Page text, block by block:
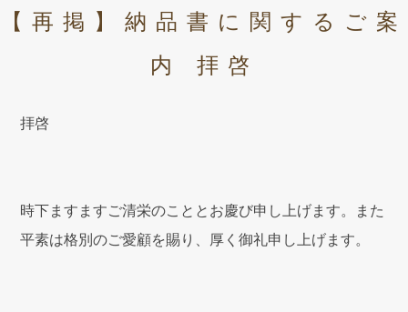
【再掲】納品書に関するご案
内 拝啓
拝啓
時下ますますご清栄のこととお慶び申し上げます。また
平素は格別のご愛顧を賜り、厚く御礼申し上げます。